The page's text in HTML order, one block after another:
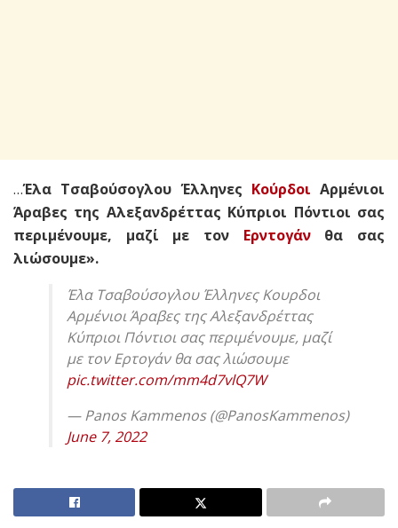
…Έλα Τσαβούσογλου Έλληνες Κούρδοι Αρμένιοι
Άραβες της Αλεξανδρέττας Κύπριοι Πόντιοι σας
περιμένουμε, μαζί με τον Ερντογάνθα σας
λιώσουμε».
Έλα Τσαβούσογλου Έλληνες Κουρδοι
Αρμένιοι Άραβες της Αλεξανδρέττας
Κύπριοι Πόντιοι σας περιμένουμε, μαζί
με τον Ερτογάν θα σας λιώσουμε
pic.twitter.com/mm4d7vlQ7W
— Panos Kammenos (@PanosKammenos)
June 7, 2022